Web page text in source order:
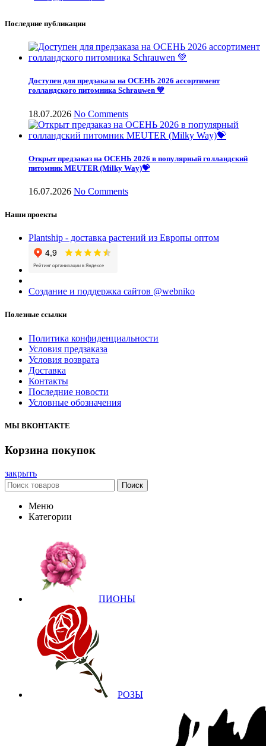
Последние публикации
Доступен для предзаказа на ОСЕНЬ 2026 ассортимент
голландского питомника Schrauwen 💚
18.07.2026 No Comments
Открыт предзаказ на ОСЕНЬ 2026 в популярный голландский
питомник MEUTER (Milky Way)💝
16.07.2026 No Comments
Наши проекты
Plantship - доставка растений из Европы оптом
Создание и поддержка сайтов @webniko
Полезные ссылки
Политика конфиденциальности
Условия предзаказа
Условия возврата
Доставка
Контакты
Последние новости
Условные обозначения
МЫ ВКОНТАКТЕ
Корзина покупок
закрыть
Поиск
Меню
Категории
ПИОНЫ
РОЗЫ